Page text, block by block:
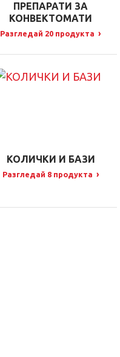
ПРЕПАРАТИ ЗА
КОНВЕКТОМАТИ
Разгледай 20 продукта ›
КОЛИЧКИ И БАЗИ
Разгледай 8 продукта ›